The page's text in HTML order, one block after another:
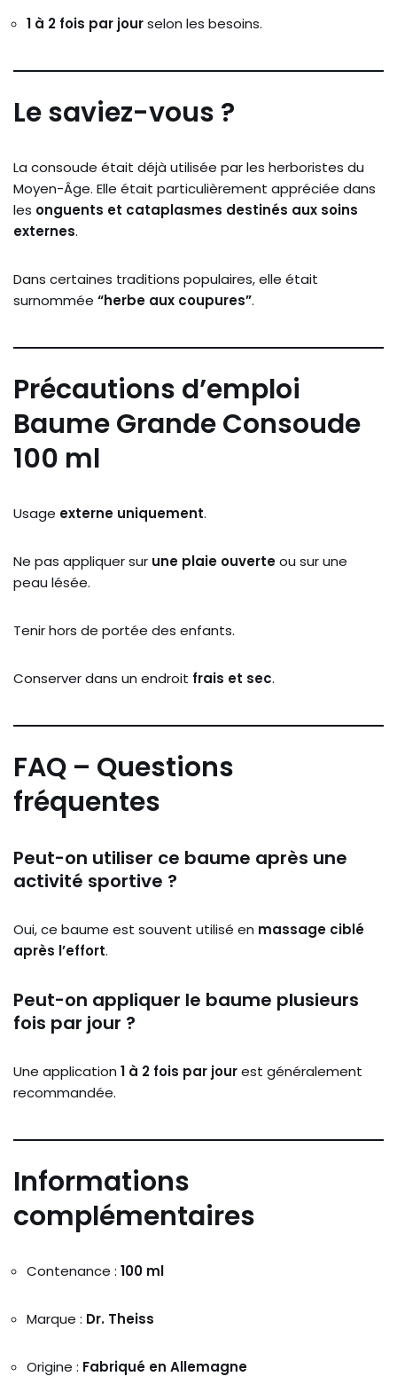
1 à 2 fois par jourselon les besoins.
Lesaviez-vous ?
La consoude était déjà utilisée parles herboristes du
Moyen-Âge. Elle était particulièrement appréciée dans
les onguents et cataplasmes destinés aux soins
externes.
Dans certaines traditions populaires,elle était
surnommée “herbe aux coupures”.
Précautions d’emploi
Baume Grande Consoude
100 ml
Usage externe uniquement.
Ne pas appliquersur une plaie ouverteou surune
peau lésée.
Tenirhors de portée des enfants.
Conserverdans un endroit frais et sec.
FAQ – Questions
fréquentes
Peut-on utiliser ce baume après une
activité sportive ?
Oui,ce baume est souvent utilisé en massage ciblé
après l’effort.
Peut-on appliquer le baume plusieurs
fois par jour ?
Une application 1 à 2 fois par jourest généralement
recommandée.
Informations
complémentaires
Contenance : 100 ml
Marque : Dr. Theiss
Origine : Fabriqué en Allemagne